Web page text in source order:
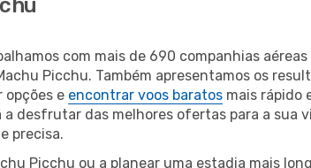
com mais de 690 companhias
Picchu. Também apresentamos os
opções e encontrar voos baratos mais rápido
desfrutar das melhores ofertas para a sua
precisa.
Picchu ou a planear uma estadia mais